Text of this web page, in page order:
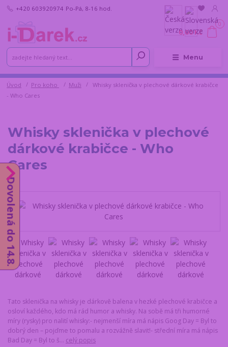
Menu
+420 603920974 Po-Pá, 8-16 hod.
0
0,00 Kč
Úvod Pro koho Muži
Whisky sklenička v plechové dárkové krabičce
- Who Cares
Whisky sklenička v plechové
dárkové krabičce - Who
Cares
Tato sklenička na whisky je dárkově balena v hezké plechové krabičce a
osloví každého, kdo má rád humor a whisky. Na sobě má tři humorné
míry (rysky) pro nalití whisky:- nejmenší míra má nápis Goog Day = Byl to
dobrý den – pojďme to pomalu a rozvážně slavit!- střední míra má nápis
Bad Day = Byl to š... celý popis
Dovolená do 14.8.